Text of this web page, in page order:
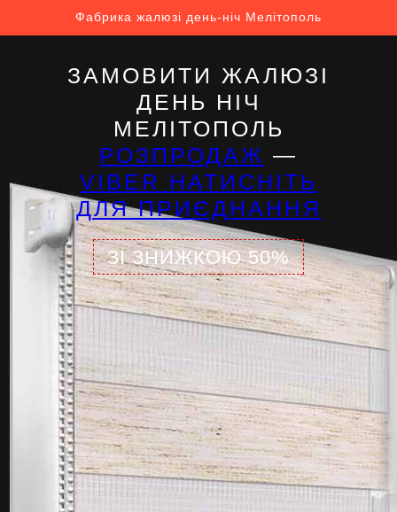
Фабрика жалюзі день-ніч Мелітополь
ЗАМОВИТИ ЖАЛЮЗІ
ДЕНЬ НІЧ
МЕЛІТОПОЛЬ
РОЗПРОДАЖ —
VIBER НАТИСНІТЬ
ДЛЯ ПРИЄДНАННЯ
ЗІ ЗНИЖКОЮ 50%